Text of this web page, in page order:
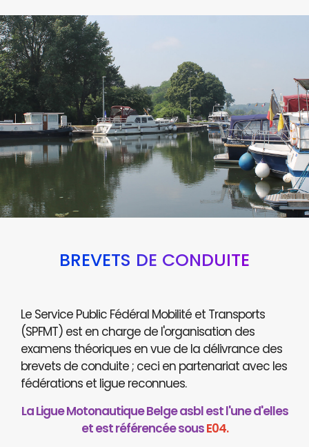
BREVETS DE CONDUITE
Le Service Public Fédéral Mobilité et Transports
(SPFMT) est en charge de l'organisation des
examens théoriques en vue de la délivrance des
brevets de conduite ; ceci en partenariat avec les
fédérations et ligue reconnues.
La Ligue Motonautique Belge asbl est l'une d'elles
et est référencée sousE04.